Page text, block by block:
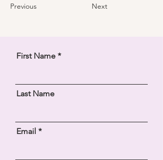
Previous Next
First Name
Last Name
Email